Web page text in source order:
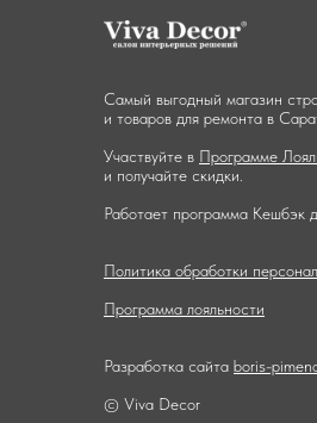
Самый выгодный магазин
и товаров для ремонта в
Участвуйте в Программе
и получайте скидки.
Работает программа Кешбэк
Политика обработки
Программа лояльности
Разработка сайта boris-
© Viva Decor